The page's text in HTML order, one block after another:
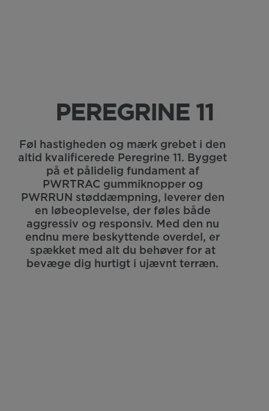
PEREGRINE 11
Føl hastigheden og mærk grebet i den
altid kvalificerede Peregrine 11. Bygget
på et pålidelig fundament af
PWRTRAC gummiknopper og
PWRRUN støddæmpning, leverer den
en løbeoplevelse, der føles både
aggressiv og responsiv. Med den nu
endnu mere beskyttende overdel, er
spækket med alt du behøver for at
bevæge dig hurtigt i ujævnt terræn.